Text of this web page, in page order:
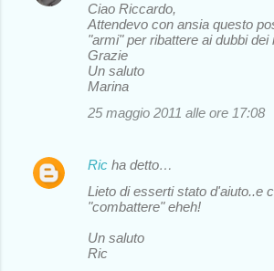
Ciao Riccardo,
Attendevo con ansia questo
"armi" per ribattere ai dubbi dei
Grazie
Un saluto
Marina
25 maggio 2011 alle ore 17:08
Ric ha detto…
Lieto di esserti stato d'aiuto..e
"combattere" eheh!
Un saluto
Ric